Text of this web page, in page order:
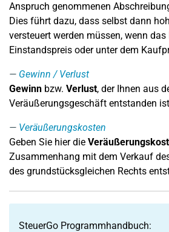
Anspruch genommenen
Dies führt dazu, dass selbst dann
versteuert werden müssen, wenn
Einstandspreis oder unter dem
Gewinn / Verlust
Gewinn bzw. Verlust, der Ihnen aus
Veräußerungsgeschäft entstanden
Veräußerungskosten
Geben Sie hier die
Zusammenhang mit dem Verkauf
des grundstücksgleichen Rechts
SteuerGo Programmhandbuch: